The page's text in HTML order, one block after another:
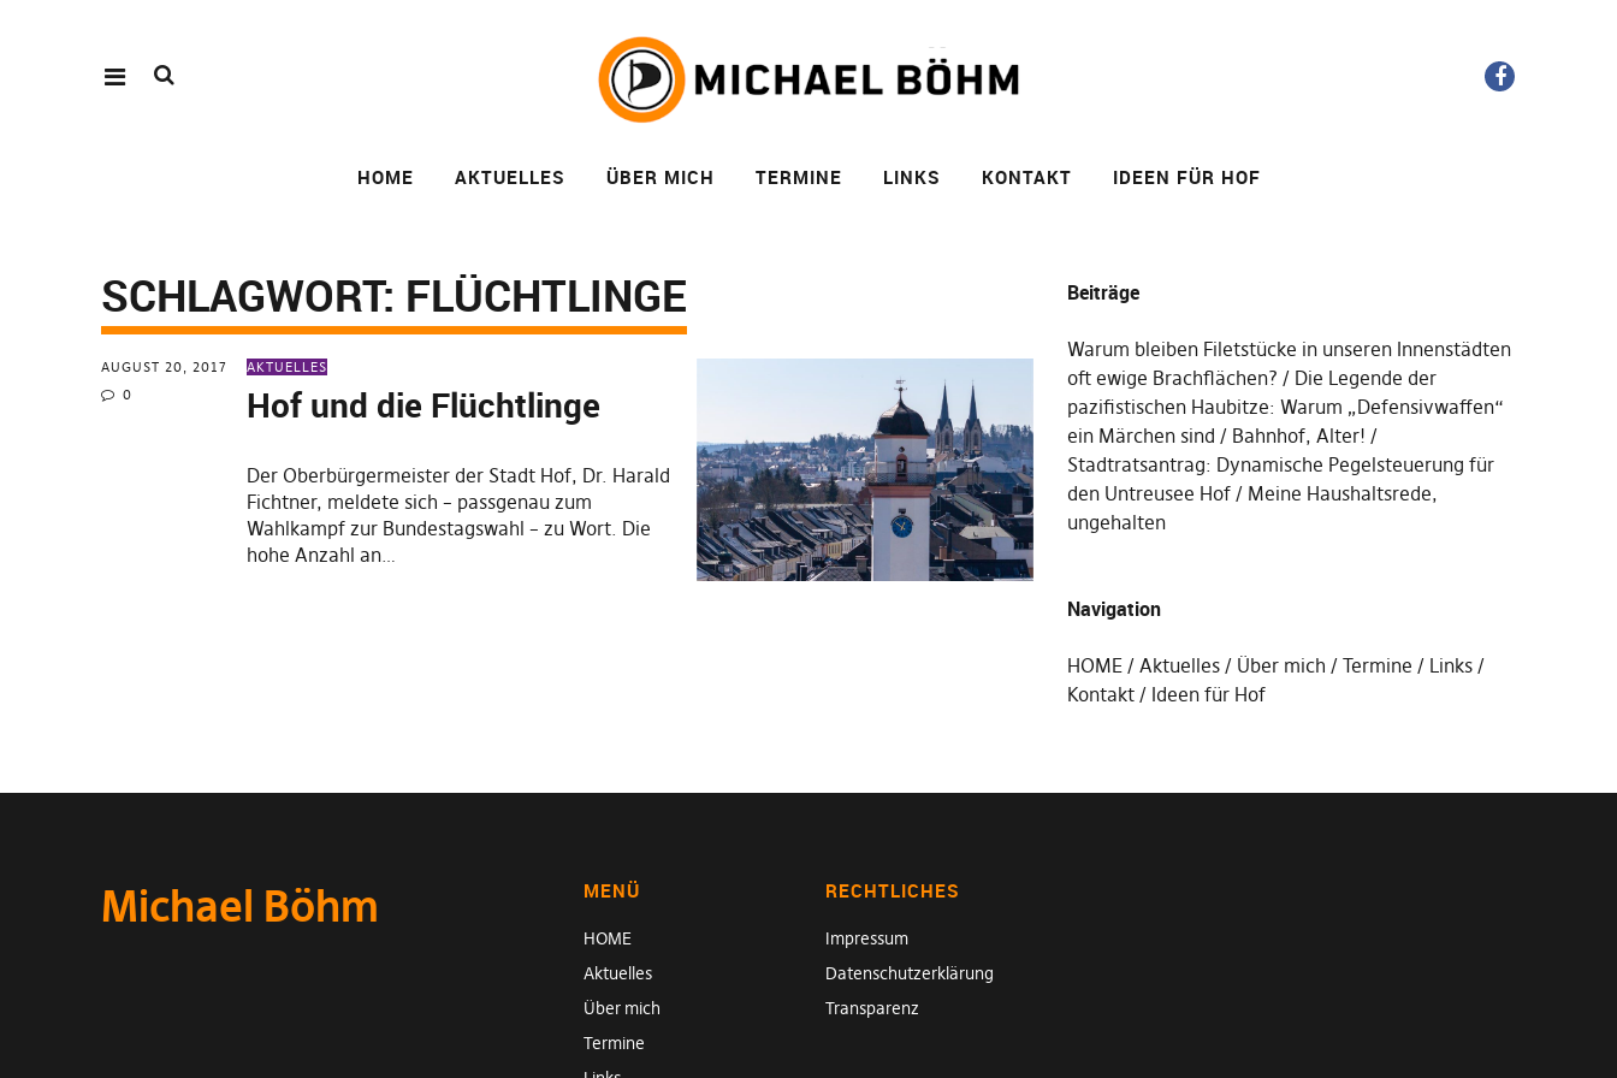
HOME AKTUELLES ÜBER MICH TERMINE LINKS KONTAKT IDEEN FÜR HOF
SCHLAGWORT: FLÜCHTLINGE
AUGUST 20, 2017
0
AKTUELLES
Hof und die Flüchtlinge
Der Oberbürgermeister der Stadt Hof, Dr. Harald
Fichtner, meldete sich – passgenau zum
Wahlkampf zur Bundestagswahl – zu Wort. Die
hohe Anzahl an…
Beiträge
Warum bleiben Filetstücke in unseren Innenstädten
oft ewige Brachflächen?
Die Legende der
pazifistischen Haubitze: Warum „Defensivwaffen“
ein Märchen sind
Bahnhof, Alter!
Stadtratsantrag: Dynamische Pegelsteuerung für
den Untreusee Hof
Meine Haushaltsrede,
ungehalten
Navigation
HOME Aktuelles Über mich Termine
Links
Kontakt
Ideen für Hof
Michael Böhm MENÜ
HOME
Aktuelles
Über mich
Termine
RECHTLICHES
Impressum
Datenschutzerklärung
Transparenz